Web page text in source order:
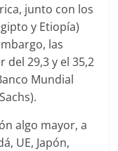
junto con los
y Etiopía)
las
del 29,3 y el 35,2
Mundial
algo mayor, a
UE, Japón,